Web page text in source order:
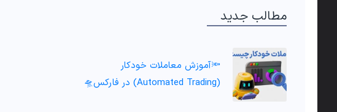
مطالب جدید
🔦آموزش معاملات خودکار
(Automated Trading) در فارکس🛸